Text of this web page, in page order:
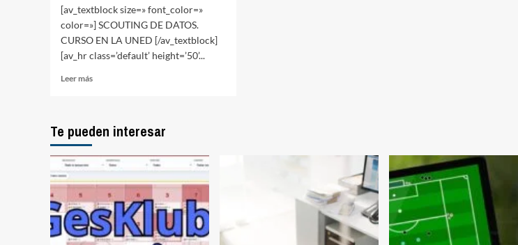
[av_textblock size=» font_color=»
color=»] SCOUTING DE DATOS.
CURSO EN LA UNED [/av_textblock]
[av_hr class=’default’ height=’50’...
Leer másLeer
de
Curso
en
la
UNED
Te pueden interesar